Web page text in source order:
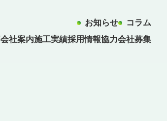
お知らせ
コラム
会社案内施工実績採用情報協力会社募集